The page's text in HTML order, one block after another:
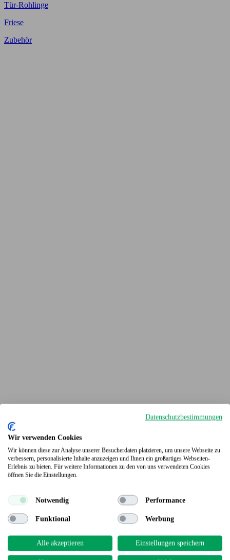
Tür-Rohlinge
Friese
Zubehör
Terrassendielen
Datenschutzbestimmungen
Wir verwenden Cookies
Wir können diese zur Analyse unserer Besucherdaten platzieren, um unsere Webseite zu
verbessern, personalisierte Inhalte anzuzeigen und Ihnen ein großartiges Webseiten-
Erlebnis zu bieten. Für weitere Informationen zu den von uns verwendeten Cookies
öffnen Sie die Einstellungen.
Notwendig Performance
Funktional Werbung
Alle akzeptieren Einstellungen speichern